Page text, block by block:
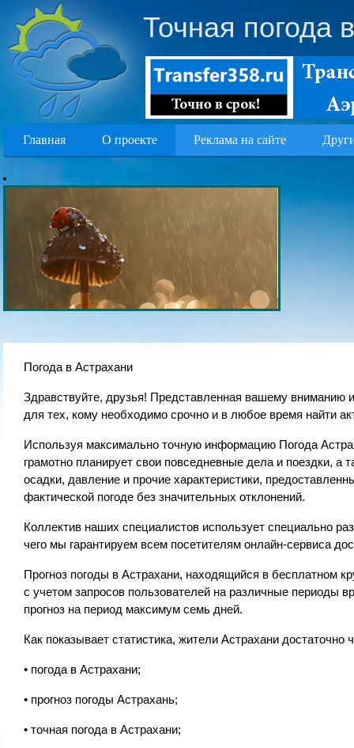
Точная погода
Главная О проекте Реклама на сайте
Погода в Астрахани
Здравствуйте, друзья! Представленная вашему вниманию
для тех, кому необходимо срочно и в любое время найти
Используя максимально точную информацию Погода
грамотно планирует свои повседневные дела и поездки,
осадки, давление и прочие характеристики,
фактической погоде без значительных отклонений.
Коллектив наших специалистов использует специально
чего мы гарантируем всем посетителям онлайн-сервиса
Прогноз погоды в Астрахани, находящийся в бесплатном
с учетом запросов пользователей на различные периоды
прогноз на период максимум семь дней.
Как показывает статистика, жители Астрахани
• погода в Астрахани;
• прогноз погоды Астрахань;
• точная погода в Астрахани;